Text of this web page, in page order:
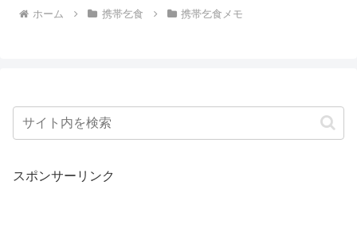
ホーム 携帯乞食 携帯乞食メモ
スポンサーリンク